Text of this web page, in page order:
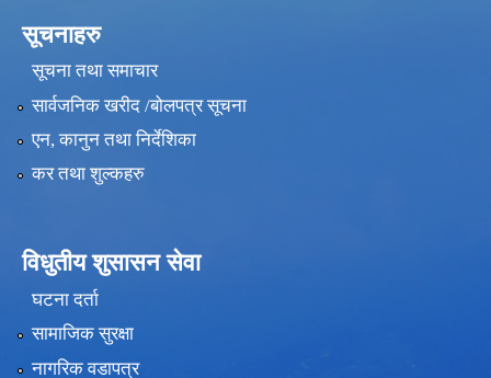
सूचनाहरु
सूचना तथा समाचार
सार्वजनिक खरीद /बोलपत्र सूचना
एन, कानुन तथा निर्देशिका
कर तथा शुल्कहरु
विधुतीय शुसासन सेवा
घटना दर्ता
सामाजिक सुरक्षा
नागरिक वडापत्र